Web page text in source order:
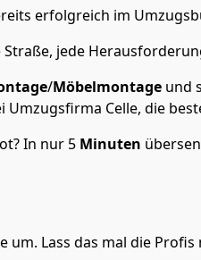
erfolgreich im
Straße, jede
/Möbelmontage und
Umzugsfirma Celle, die
In nur 5 Minuten
um. Lass das mal die Profis